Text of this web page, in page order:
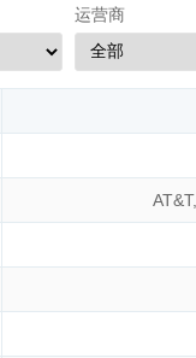
运营商
AT&T,